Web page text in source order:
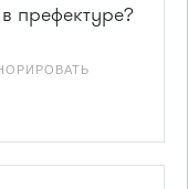
префектуре?